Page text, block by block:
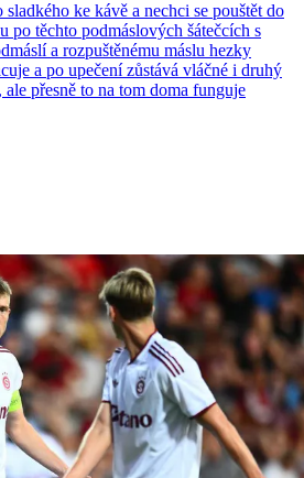
ke kávě a nechci se pouštět do
po těchto podmáslových šátečcích s
a rozpuštěnému máslu hezky
a po upečení zůstává vláčné i druhý
přesně to na tom doma funguje